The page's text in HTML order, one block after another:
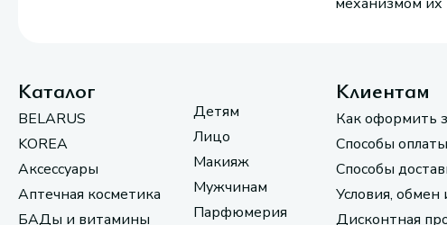
Каталог
BELARUS
KOREA
Аксессуары
Аптечная косметика
БАДы и витамины
Детям
Лицо
Макияж
Мужчинам
Парфюмерия
Клиентам
Как оформить
Способы оплаты
Способы
Условия, обмен
Дисконтная